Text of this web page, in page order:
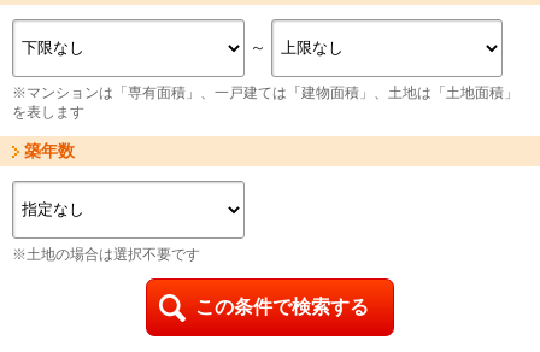
～
※マンションは「専有面積」、一戸建ては「建物面積」、土地は「土地面積」
を表します
築年数
※土地の場合は選択不要です